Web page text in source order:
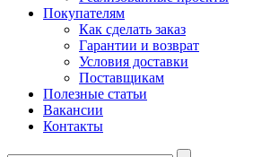
Покупателям
Как сделать заказ
Гарантии и возврат
Условия доставки
Поставщикам
Полезные статьи
Вакансии
Контакты